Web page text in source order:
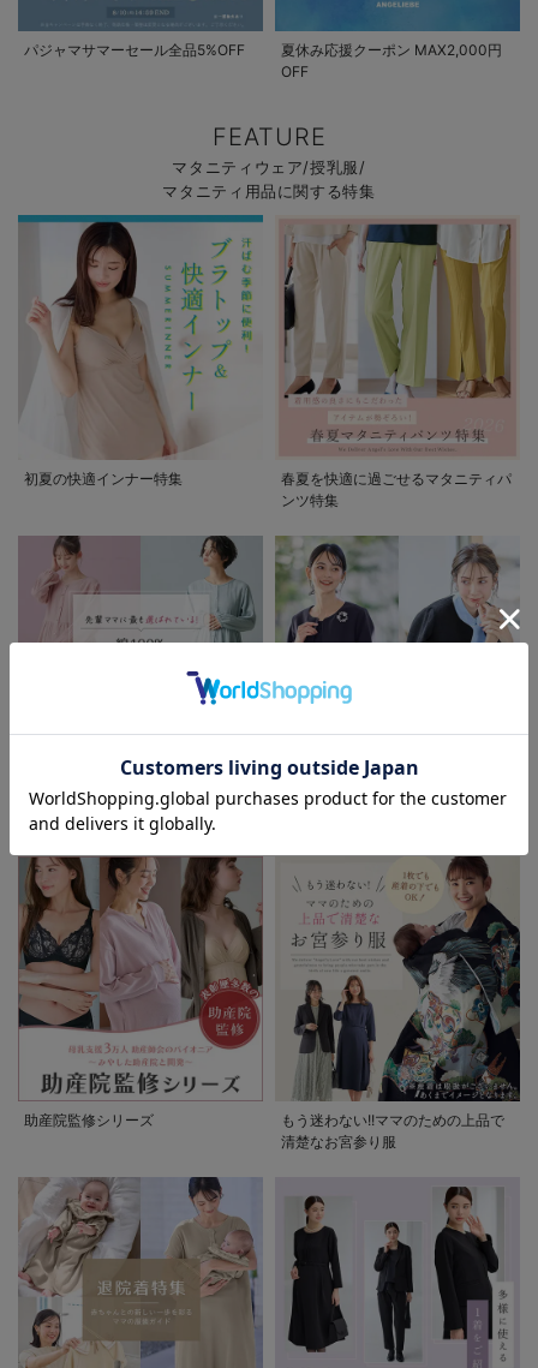
お気に入り商品を確認する
パジャマサマーセール全品5%OFF
夏休み応援クーポン MAX2,000円
OFF
FEATURE
マタニティウェア/授乳服/
マタニティ用品に関する特集
初夏の快適インナー特集
春夏を快適に過ごせるマタニティパ
ンツ特集
先輩ママに最も選ばれている!ぷく
ぷくダブルガーゼパジャマシリーズ
着回しが効く最新ハレの日スタイル
助産院監修シリーズ
もう迷わない!!ママのための上品で
清楚なお宮参り服